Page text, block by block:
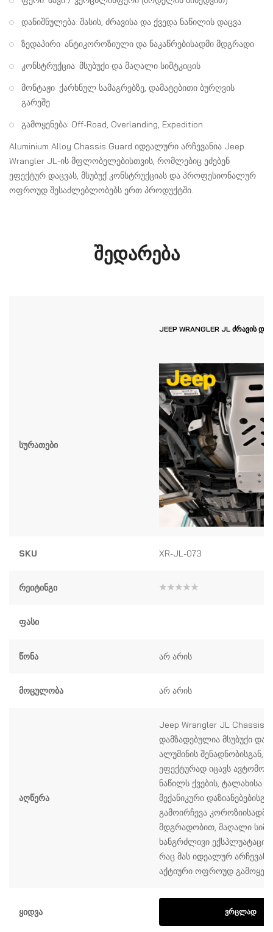
დანიშნულება: შასის, ძრავისა და ქვედა ნაწილის დაცვა
ზედაპირი: ანტიკოროზიული და ნაკაწრებისადმი მდგრადი
კონსტრუქცია: მსუბუქი და მაღალი სიმტკიცის
მონტაჟი: ქარხნულ სამაგრებზე, დამატებითი ბურღვის
გარეშე
გამოყენება: Off-Road, Overlanding, Expedition
Aluminium Alloy Chassis Guard იდეალური არჩევანია Jeep
Wrangler JL-ის მფლობელებისთვის, რომლებიც ეძებენ
ეფექტურ დაცვას, მსუბუქ კონსტრუქციას და პროფესიონალურ
ოფროუდ შესაძლებლობებს ერთ პროდუქტში.
შედარება
JEEP WRANGLER JL ძრავის
Სურათები
SKU XR-JL-073
Რეიტინგი
Ფასი
Წონა არ არის
Მოცულობა არ არის
Აღწერა
Jeep Wrangler JL Chassis
დამზადებულია მსუბუქი და
ალუმინის შენადნობისგან,
ეფექტურად იცავს
ნაწილს ქვების, ტალახისა
მექანიკური
გამოირჩევა კოროზიისადმი
მდგრადობით, მაღალი
ხანგრძლივი
რაც მას იდეალურ
აქტიური ოფროუდ
Ყიდვა ᲕᲠᲪᲚᲐᲓ